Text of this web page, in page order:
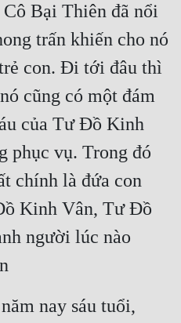
Bại Thiên đã nổi
trấn khiến cho nó
con. Đi tới đâu thì
cũng có một đám
của Tư Đồ Kinh
phục vụ. Trong đó
chính là đứa con
Kinh Vân, Tư Đồ
người lúc nào
nay sáu tuổi,